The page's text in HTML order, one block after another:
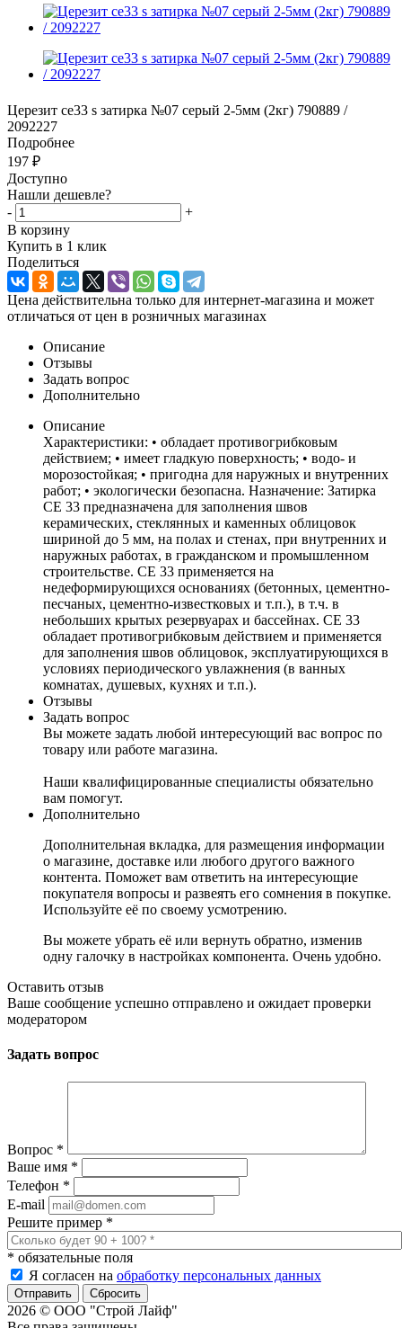
Церезит ce33 s затирка №07 серый 2-5мм (2кг) 790889 /
2092227
Подробнее
197 ₽
Доступно
Нашли дешевле?
-
+
В корзину
Купить в 1 клик
Поделиться
Цена действительна только для интернет-магазина и может
отличаться от цен в розничных магазинах
Описание
Отзывы
Задать вопрос
Дополнительно
Описание
Характеристики: • обладает противогрибковым
действием; • имеет гладкую поверхность; • водо- и
морозостойкая; • пригодна для наружных и внутренних
работ; • экологически безопасна. Назначение: Затирка
CE 33 предназначена для заполнения швов
керамических, стеклянных и каменных облицовок
шириной до 5 мм, на полах и стенах, при внутренних и
наружных работах, в гражданском и промышленном
строительстве. CE 33 применяется на
недеформирующихся основаниях (бетонных, цементно-
песчаных, цементно-известковых и т.п.), в т.ч. в
небольших крытых резервуарах и бассейнах. CE 33
обладает противогрибковым действием и применяется
для заполнения швов облицовок, эксплуатирующихся в
условиях периодического увлажнения (в ванных
комнатах, душевых, кухнях и т.п.).
Отзывы
Задать вопрос
Вы можете задать любой интересующий вас вопрос по
товару или работе магазина.
Наши квалифицированные специалисты обязательно
вам помогут.
Дополнительно
Дополнительная вкладка, для размещения информации
о магазине, доставке или любого другого важного
контента. Поможет вам ответить на интересующие
покупателя вопросы и развеять его сомнения в покупке.
Используйте её по своему усмотрению.
Вы можете убрать её или вернуть обратно, изменив
одну галочку в настройках компонента. Очень удобно.
Оставить отзыв
Ваше сообщение успешно отправлено и ожидает проверки
модератором
Задать вопрос
Вопрос *
Ваше имя *
Телефон *
E-mail
Решите пример *
* обязательные поля
Я согласен на обработку персональных данных
Сбросить
2026 © ООО "Строй Лайф"